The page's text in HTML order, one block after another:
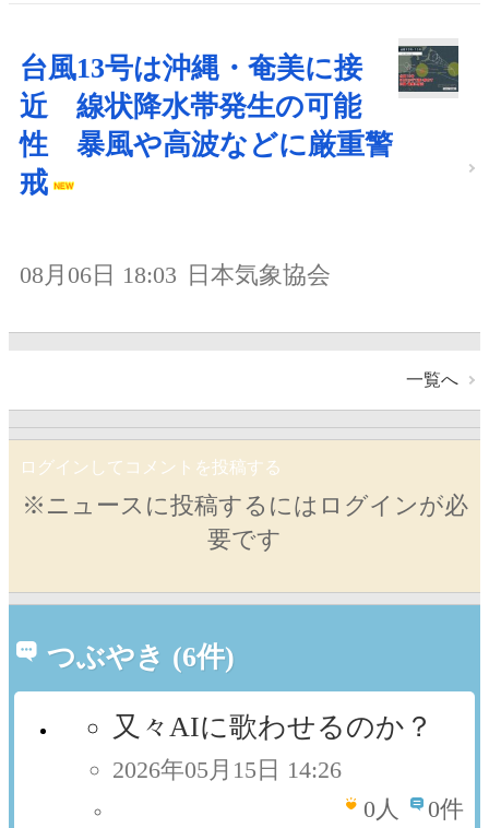
台風13号は沖縄・奄美に接
近 線状降水帯発生の可能
性 暴風や高波などに厳重警
戒
08月06日 18:03 日本気象協会
一覧へ
ログインしてコメントを投稿する
※ニュースに投稿するにはログインが必
要です
つぶやき (6件)
又々AIに歌わせるのか？
2026年05月15日 14:26
0人 0件